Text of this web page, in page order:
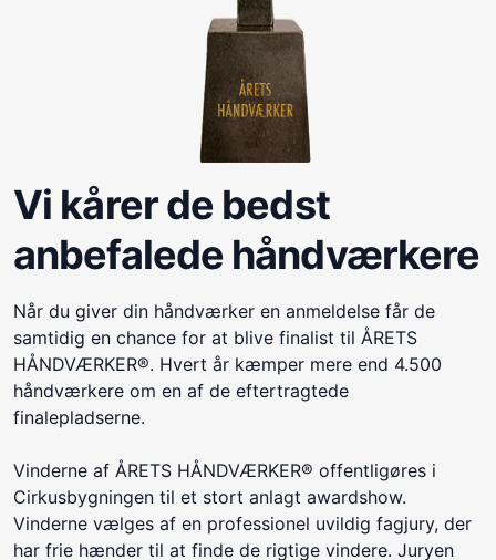
Vi kårer de bedst
anbefalede håndværkere
Når du giver din håndværker en anmeldelse får de
samtidig en chance for at blive finalist til ÅRETS
HÅNDVÆRKER®. Hvert år kæmper mere end 4.500
håndværkere om en af de eftertragtede
finalepladserne.
Vinderne af ÅRETS HÅNDVÆRKER® offentligøres i
Cirkusbygningen til et stort anlagt awardshow.
Vinderne vælges af en professionel uvildig fagjury, der
har frie hænder til at finde de rigtige vindere. Juryen